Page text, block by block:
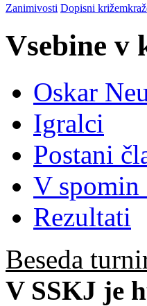
Zanimivosti Dopisni
Vsebine v
Oskar
Igralci
Postani
V spomin
Rezultati
Beseda
V SSKJ je